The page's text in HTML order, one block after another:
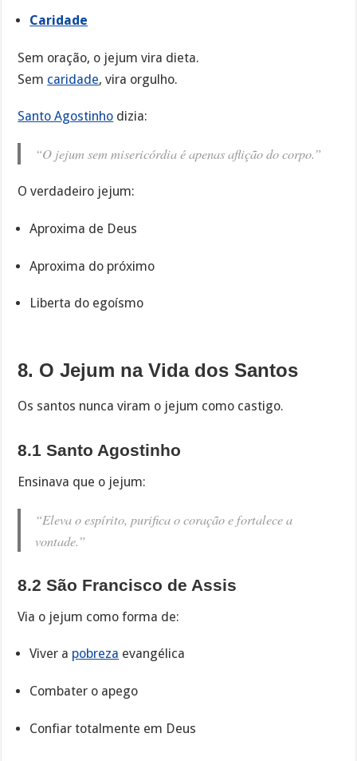
Caridade
Sem oração, o jejum vira dieta.
Sem caridade, vira orgulho.
Santo Agostinho dizia:
“O jejum sem misericórdia é apenas aflição do corpo.”
O verdadeiro jejum:
Aproxima de Deus
Aproxima do próximo
Liberta do egoísmo
8. O Jejum na Vida dos Santos
Os santos nunca viram o jejum como castigo.
8.1 Santo Agostinho
Ensinava que o jejum:
“Eleva o espírito, purifica o coração e fortalece a
vontade.”
8.2 São Francisco de Assis
Via o jejum como forma de:
Viver a pobreza evangélica
Combater o apego
Confiar totalmente em Deus